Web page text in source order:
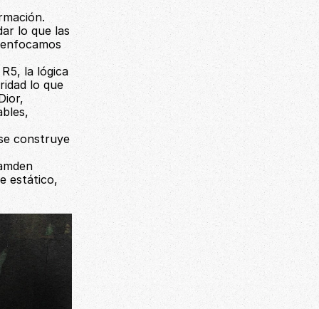
lo que las
la lógica
lo que
construye
estático,